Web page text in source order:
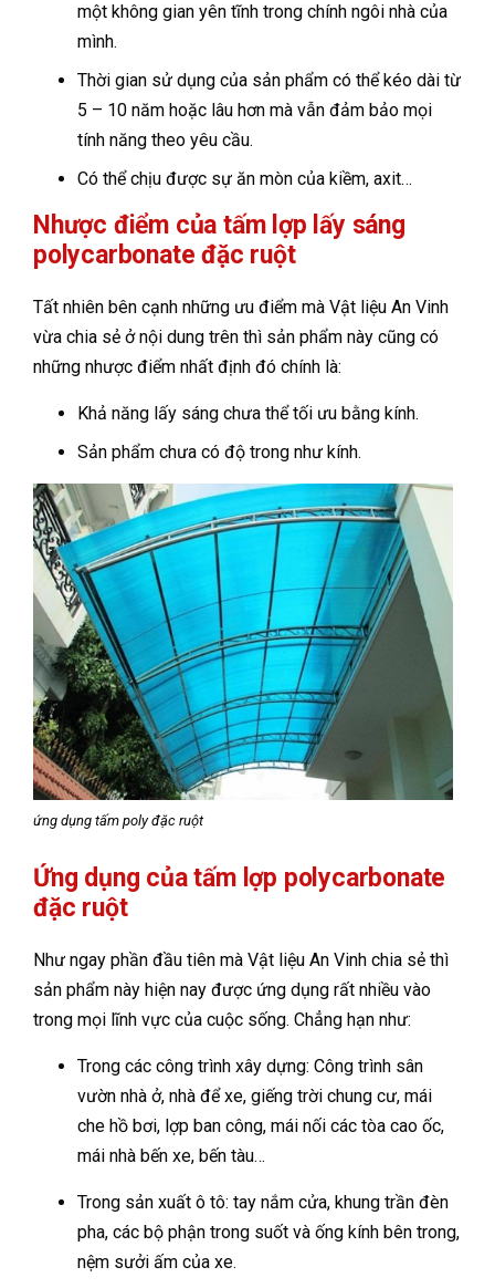
một không gian yên tĩnh trong chính ngôi nhà của
mình.
Thời gian sử dụng của sản phẩm có thể kéo dài từ
5 – 10 năm hoặc lâu hơn mà vẫn đảm bảo mọi
tính năng theo yêu cầu.
Có thể chịu được sự ăn mòn của kiềm, axit…
Nhược điểm của tấm lợp lấy sáng
polycarbonate đặc ruột
Tất nhiên bên cạnh những ưu điểm mà Vật liệu An Vinh
vừa chia sẻ ở nội dung trên thì sản phẩm này cũng có
những nhược điểm nhất định đó chính là:
Khả năng lấy sáng chưa thể tối ưu bằng kính.
Sản phẩm chưa có độ trong như kính.
ứng dụng tấm poly đặc ruột
Ứng dụng củatấm lợp polycarbonate
đặc ruột
Như ngay phần đầu tiên mà Vật liệu An Vinh chia sẻ thì
sản phẩm này hiện nay được ứng dụng rất nhiều vào
trong mọi lĩnh vực của cuộc sống. Chẳng hạn như:
Trong các công trình xây dựng: Công trình sân
vườn nhà ở, nhà để xe, giếng trời chung cư, mái
che hồ bơi, lợp ban công, mái nối các tòa cao ốc,
mái nhà bến xe, bến tàu…
Trong sản xuất ô tô: tay nắm cửa, khung trần đèn
pha, các bộ phận trong suốt và ống kính bên trong,
nệm sưởi ấm của xe.